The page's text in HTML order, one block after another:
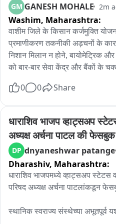
सूचना पुलिस अधीक्षक की हेल्पलाइन
हैंडल पर देने की अपील की है। पुलिस
के अभियान आगे भी लगातार जारी रहेंगे।
GM GANESH MOHALE 2m
Washim, Maharashtra:
वाशीम जिले के किसान कर्जमुक्ति
प्रमाणीकरण तकनीकी अड़चनों के
निशान मिलान न होने, बायोमेट्रिक
को बार-बार सेवा केंद्र और बैंकों के
जबकि 11,809 किसानों के
की संभावना बन गई है।
0 0 Share
धाराशिव भाजप व्हाट्सअप
अध्यक्ष अर्चना पाटल की फेसबुक
DP dnyaneshwar patange
Dharashiv, Maharashtra:
धाराशिव भाजपमध्ये व्हाट्सअप स्टेटस
परिषद अध्यक्ष अर्चना पाटलांकडून
स्थानिक स्वराज्य संस्थेच्या अभूतपूर्व